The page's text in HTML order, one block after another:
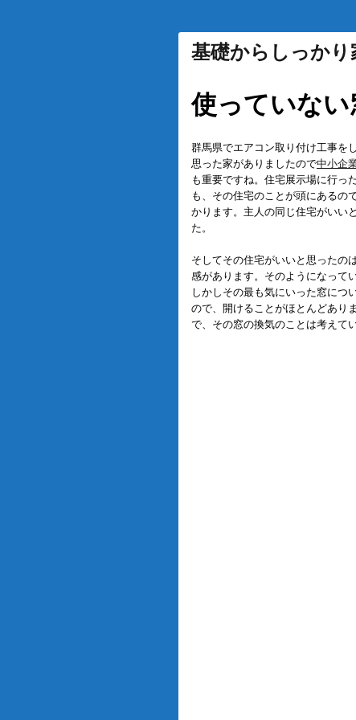
基礎からしっか
使っていな
群馬県でエアコン取り付け工事を
思った家がありましたので中小企
も重要ですね。住宅展示場に行っ
も、その住宅のことが頭にあるの
かります。主人の同じ住宅がいい
た。
そしてその住宅がいいと思ったの
感があります。そのようになって
しかしその最も気にいった窓につ
ので、開けることがほとんどあり
で、その窓の換気のことは考えて